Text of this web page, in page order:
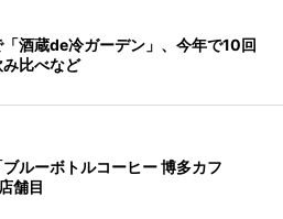
酒蔵de冷ガーデン」、今年で10回
比べなど
ルーボトルコーヒー 博多カフ
舗目